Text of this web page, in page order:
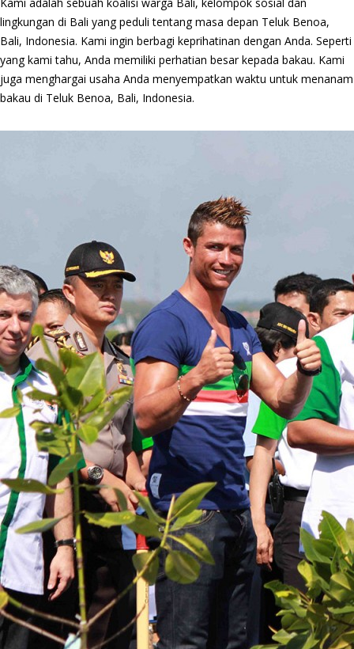
lingkungan di Bali yang peduli tentang masa depan Teluk Benoa,
Bali, Indonesia. Kami ingin berbagi keprihatinan dengan Anda. Seperti
yang kami tahu, Anda memiliki perhatian besar kepada bakau. Kami
juga menghargai usaha Anda menyempatkan waktu untuk menanam
bakau di Teluk Benoa, Bali, Indonesia.